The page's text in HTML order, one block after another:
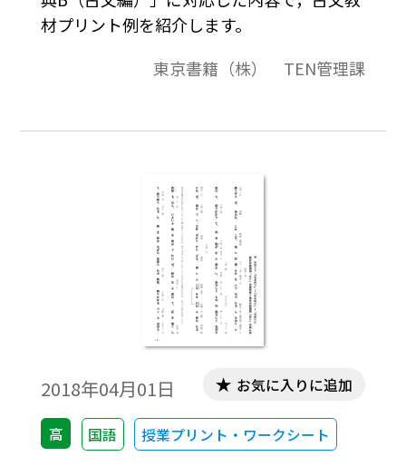
材プリント例を紹介します。
東京書籍（株） TEN管理課
2018年04月01日
高 国語 授業プリント・ワークシート
お気に入りに追加